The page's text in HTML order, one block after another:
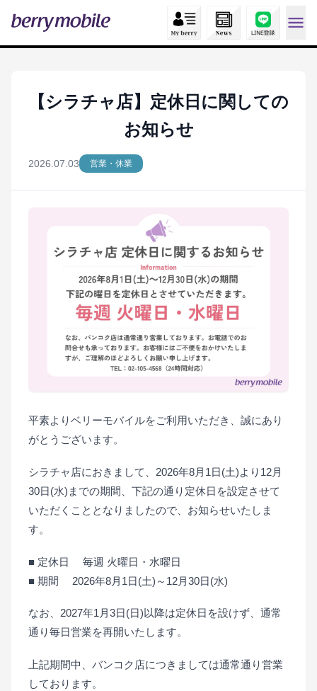
【シラチャ店】定休日に関しての
お知らせ
2026.07.03 営業・休業
平素よりベリーモバイルをご利用いただき、誠にあり
がとうございます。
シラチャ店におきまして、2026年8月1日(土)より12月
30日(水)までの期間、下記の通り定休日を設定させて
いただくこととなりましたので、お知らせいたしま
す。
■ 定休日 毎週 火曜日・水曜日
■ 期間 2026年8月1日(土)～12月30日(水)
なお、2027年1月3日(日)以降は定休日を設けず、通常
通り毎日営業を再開いたします。
上記期間中、バンコク店につきましては通常通り営業
しております。